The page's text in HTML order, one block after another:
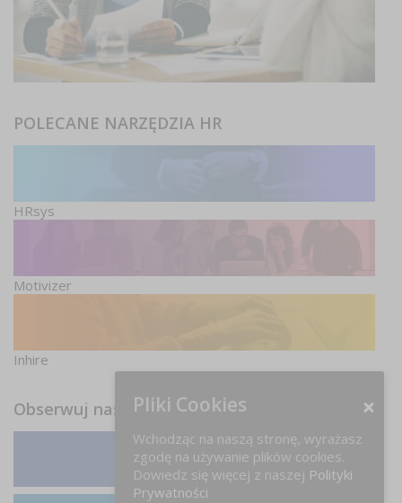
POLECANE NARZĘDZIA HR
HRsys
Motivizer
Inhire
Obserwuj nas
Facebook
Pliki Cookies
Wchodząc na naszą stronę, wyrażasz
zgodę na używanie plików cookies.
Dowiedz się więcej z naszej Polityki
Prywatności